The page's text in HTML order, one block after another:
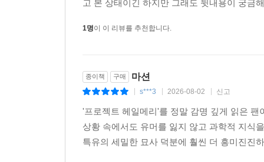
고 본 상태이긴 하지만 그래도 뒷내용이 궁금
1명이 이 리뷰를 추천합니다.
종이책 구매 마션
s***3 2026-08-02 신고
'프로젝트 헤일메리'를 정말 감명 깊게 읽은
상황 속에서도 유머를 잃지 않고 과학적 지식
특유의 세밀한 묘사 덕분에 훨씬 더 흥미진진